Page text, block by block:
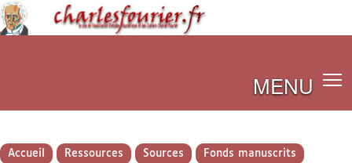
MENU
Accueil Ressources Sources
Fonds manuscrits